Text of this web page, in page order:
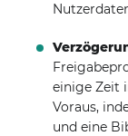
einige Zeit
Voraus,
und eine